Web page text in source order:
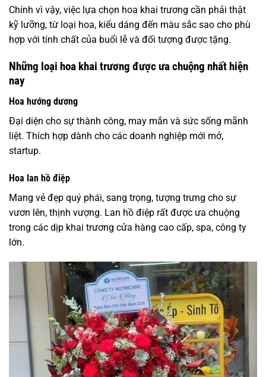
Chính vì vậy, việc lựa chọn hoa khai trương cần phải thật
kỹ lưỡng, từ loại hoa, kiểu dáng đến màu sắc sao cho phù
hợp với tính chất của buổi lễ và đối tượng được tặng.
Những loại hoa khai trương được ưa chuộng nhất hiện
nay
Hoa hướng dương
Đại diện cho sự thành công, may mắn và sức sống mãnh
liệt. Thích hợp dành cho các doanh nghiệp mới mở,
startup.
Hoa lan hồ điệp
Mang vẻ đẹp quý phái, sang trọng, tượng trưng cho sự
vươn lên, thịnh vượng. Lan hồ điệp rất được ưa chuộng
trong các dịp khai trương cửa hàng cao cấp, spa, công ty
lớn.